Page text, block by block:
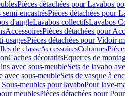
Pièces détachées pour Lavabos
encastrésPièces détachées pour
d'angleLavabos collectifsLavabos
AccessoiresPièces détachées pour
usagesPièces détachées pour Vidoir
de classeAccessoiresColonnes
Caches décoratifsEquerres de
avec sous-meubleSets de lavabo
avec sous-meubleSets de vasque à
Sous-meubles pour lavaboPour lave-
meublesPièces détachées pour